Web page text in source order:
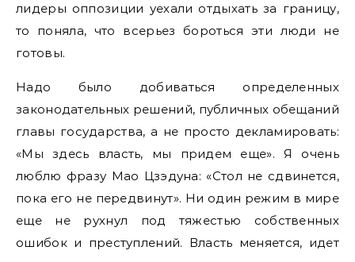
лидеры оппозиции уехали отдыхать за границу,
то поняла, что всерьез бороться эти люди не
готовы.
Надо было добиваться определенных
законодательных решений, публичных обещаний
главы государства, а не просто декламировать:
«Мы здесь власть, мы придем еще». Я очень
люблю фразу Мао Цзэдуна: «Стол не сдвинется,
пока его не передвинут». Ни один режим в мире
еще не рухнул под тяжестью собственных
ошибок и преступлений. Власть меняется, идет